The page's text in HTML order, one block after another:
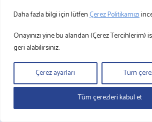
Daha fazla bilgi için lütfenÇerez Politikamızı
Onayınızı yine bu alandan (Çerez Tercihlerim)
geri alabilirsiniz.
Çerez ayarları Tüm
Tüm çerezleri kabul et
ÇEREZ POLİTİKASI
BİLGİ TOPLUMU